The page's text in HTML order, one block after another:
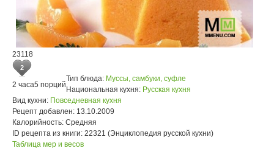
23118
2
2 часа5 порций
Тип блюда: Муссы, самбуки, суфле
Национальная кухня: Русская кухня
Вид кухни: Повседневная кухня
Рецепт добавлен: 13.10.2009
Калорийность: Средняя
ID рецепта из книги: 22321 (Энциклопедия русской кухни)
Таблица мер и весов